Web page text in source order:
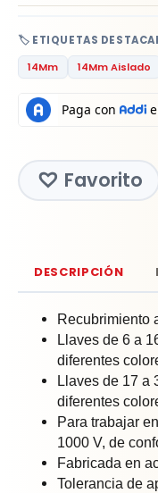
🏷️ ETIQUETAS
14Mm
14Mm Aislado
Favorito
DESCRIPCIÓN
Recubrimiento
Llaves de 6 a
diferentes
Llaves de 17 a
diferentes
Para trabajar
1000 V, de
Fabricada en
Tolerancia de